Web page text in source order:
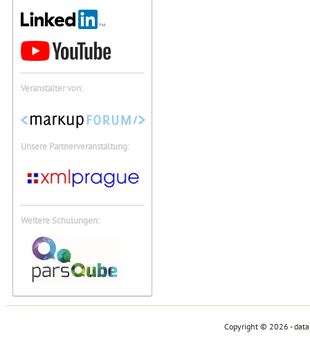
Veranstalter von:
Unsere Partnerveranstaltung:
Weitere Schulungen:
Copyright © 2026 -